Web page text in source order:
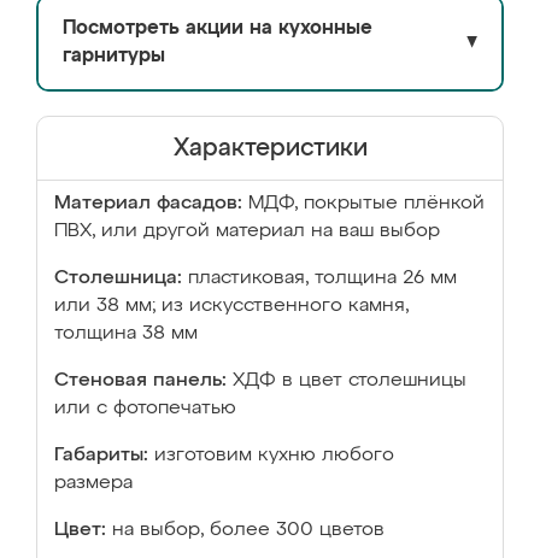
Посмотреть акции на кухонные
гарнитуры
▼
Характеристики
Материал фасадов: МДФ, покрытые плёнкой
ПВХ, или другой материал на ваш выбор
Столешница: пластиковая, толщина 26 мм
или 38 мм; из искусственного камня,
толщина 38 мм
Стеновая панель: ХДФ в цвет столешницы
или с фотопечатью
Габариты: изготовим кухню любого
размера
Цвет: на выбор, более 300 цветов